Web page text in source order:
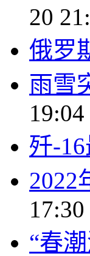
20
俄罗
雨雪
19:04
歼-
2022
17:30
“春